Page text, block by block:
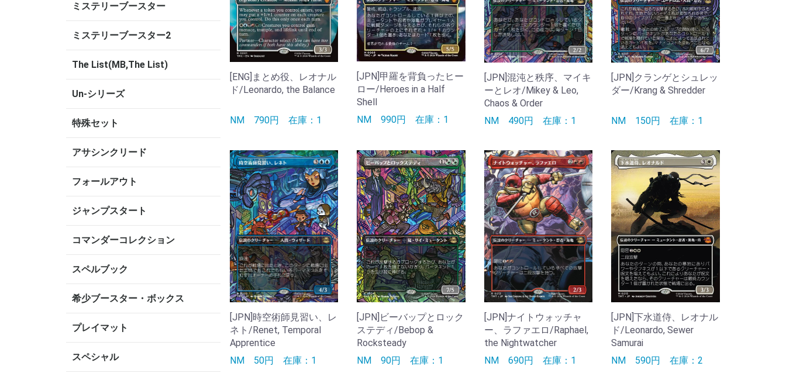
ミステリーブースター
ミステリーブースター2
The List(MB,The List)
Un-シリーズ
特殊セット
アサシンクリード
フォールアウト
ジャンプスタート
コマンダーコレクション
スペルブック
希少ブースター・ボックス
プレイマット
スペシャル
[ENG]まとめ役、レオナル
ド/Leonardo, the Balance
NM 790円 在庫：1
[JPN]甲羅を背負ったヒー
ロー/Heroes in a Half
Shell
NM990円在庫：1
[JPN]混沌と秩序、マイキ
ーとレオ/Mikey & Leo,
Chaos & Order
NM 490円 在庫：1
[JPN]クランゲとシュレッ
ダー/Krang & Shredder
NM 150円在庫：1
[JPN]時空術師見習い、レ
ネト/Renet, Temporal
Apprentice
NM 50円 在庫：1
[JPN]ビーバップとロック
ステディ/Bebop &
Rocksteady
NM90円在庫：1
[JPN]ナイトウォッチャ
ー、ラファエロ/Raphael,
the Nightwatcher
NM 690円 在庫：1
[JPN]下水道侍、レオナル
ド/Leonardo, Sewer
Samurai
NM 590円在庫：2